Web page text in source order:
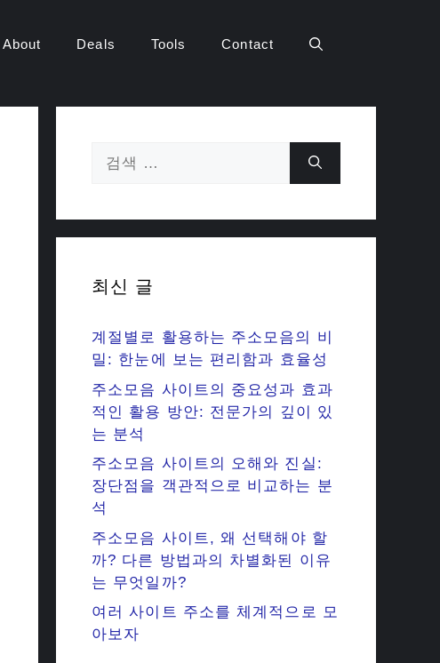
About Deals Tools Contact
색:
최신 글
계절별로 활용하는 주소모음의 비
밀: 한눈에 보는 편리함과 효율성
주소모음 사이트의 중요성과 효과
적인 활용 방안: 전문가의 깊이 있
는 분석
주소모음 사이트의 오해와 진실:
장단점을 객관적으로 비교하는 분
석
주소모음 사이트, 왜 선택해야 할
까? 다른 방법과의 차별화된 이유
는 무엇일까?
여러 사이트 주소를 체계적으로 모
아보자